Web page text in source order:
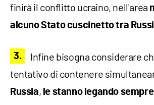
finirà il conflitto ucraino, nell'area
alcuno Stato cuscinetto tra
Infine bisogna considerare
tentativo di contenere
Russia, le stanno legando